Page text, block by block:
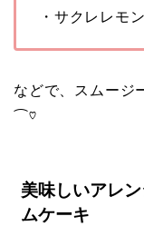
・サクレレモ
などで、スムージ
⌒♡
美味しいアレ
ムケーキ